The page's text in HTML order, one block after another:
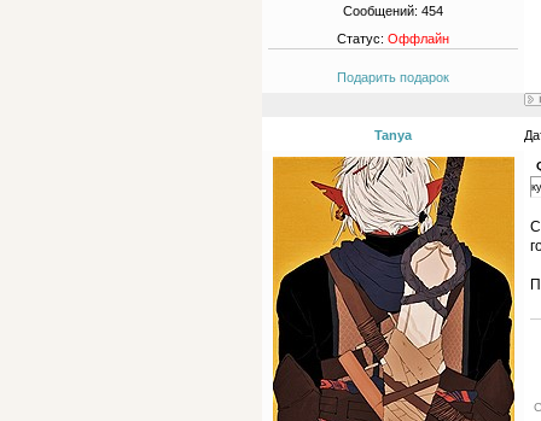
Сообщений: 454
Статус: Оффлайн
Подарить подарок
Tanya